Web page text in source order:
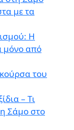
με τα
Η
μόνο από
του
– Τι
Σάμο στο